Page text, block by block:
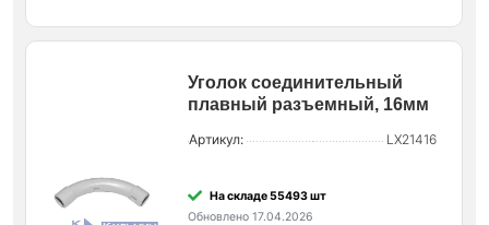
Уголок соединительный
плавный разъемный, 16мм
Артикул: LX21416
На складе 55493 шт
Обновлено 17.04.2026